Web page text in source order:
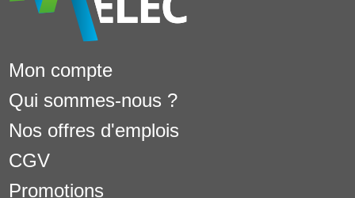
Mon compte
Qui sommes-nous ?
Nos offres d'emplois
CGV
Promotions